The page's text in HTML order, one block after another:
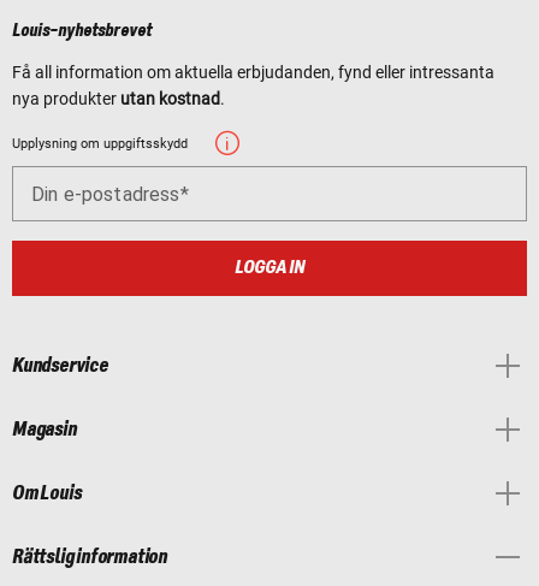
Louis-nyhetsbrevet
Få all information om aktuella erbjudanden, fynd eller intressanta
nya produkter utan kostnad.
Upplysning om uppgiftsskydd
Din e-postadress
LOGGA IN
Kundservice
Magasin
Om Louis
Rättslig information